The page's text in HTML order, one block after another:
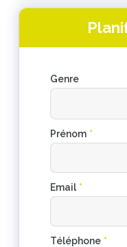
Genre
Prénom *
Email *
Téléphone *